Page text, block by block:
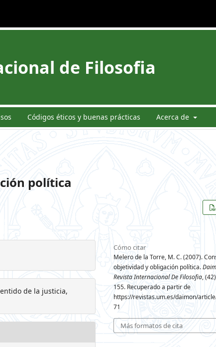
de Filosofia
Códigos éticos y buenas prácticas Acerca de
política
de la justicia,
Cómo citar
Melero de la Torre, M. C. (2007).
objetividad y obligación política.
Revista Internacional De Filosofia,
155. Recuperado a partir de
https://revistas.um.es/daimon/
71
Más formatos de cita